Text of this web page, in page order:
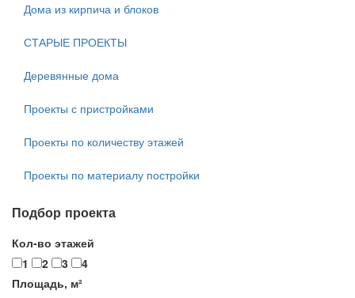
Дома из кирпича и блоков
СТАРЫЕ ПРОЕКТЫ
Деревянные дома
Проекты с пристройками
Проекты по количеству этажей
Проекты по материалу постройки
Подбор проекта
Кол-во этажей
1
2 3
4
Площадь, м²